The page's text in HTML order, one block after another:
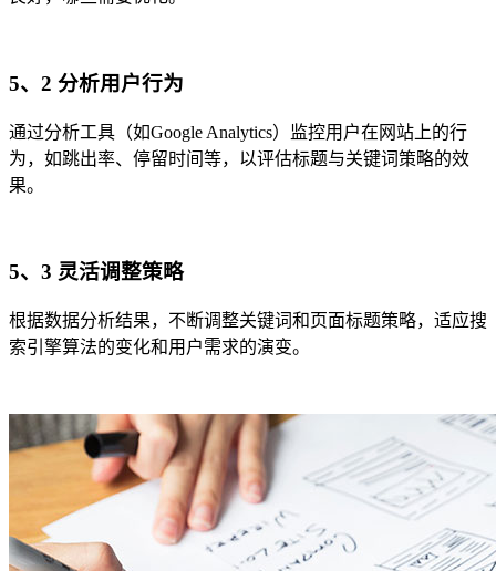
5、2 分析用户行为
通过分析工具（如Google Analytics）监控用户在网站上的行
为，如跳出率、停留时间等，以评估标题与关键词策略的效
果。
5、3 灵活调整策略
根据数据分析结果，不断调整关键词和页面标题策略，适应搜
索引擎算法的变化和用户需求的演变。